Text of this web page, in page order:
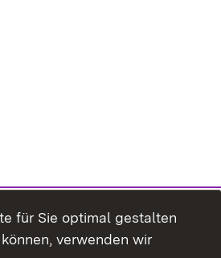
für Sie optimal gestalten
verwenden wir